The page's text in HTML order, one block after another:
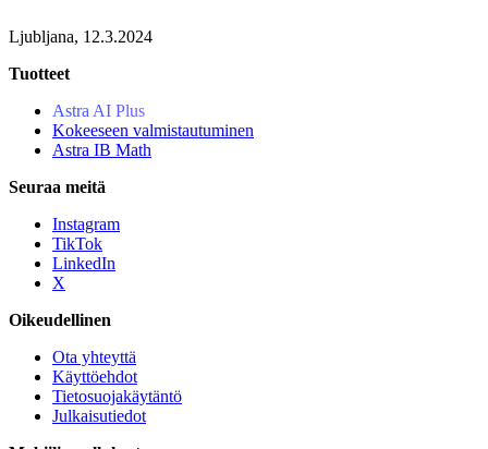
Ljubljana, 12.3.2024
Tuotteet
Astra AI Plus
Kokeeseen valmistautuminen
Astra IB Math
Seuraa meitä
Instagram
TikTok
LinkedIn
X
Oikeudellinen
Ota yhteyttä
Käyttöehdot
Tietosuojakäytäntö
Julkaisutiedot